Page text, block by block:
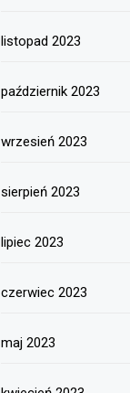
listopad 2023
październik 2023
wrzesień 2023
sierpień 2023
lipiec 2023
czerwiec 2023
maj 2023